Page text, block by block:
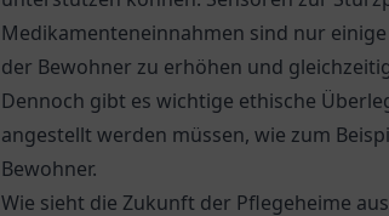
Medikamenteneinnahmen sind nur
der Bewohner zu erhöhen und
Dennoch gibt es wichtige ethische
angestellt werden müssen, wie zum
Bewohner.
Wie sieht die Zukunft der Pflegeheime